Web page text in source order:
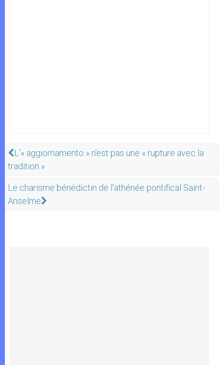
L'« aggiornamento » n'est pas une « rupture avec la
tradition »
Le charisme bénédictin de l'athénée pontifical Saint-
Anselme